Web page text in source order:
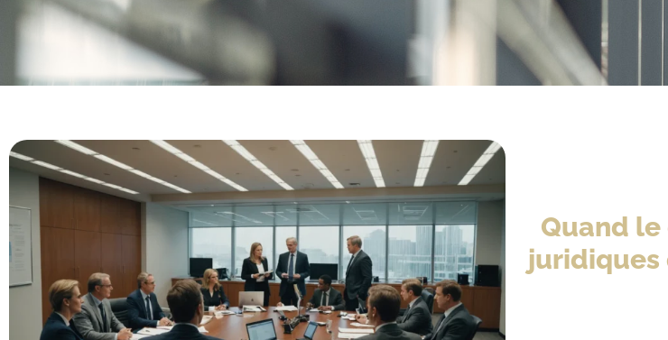
Quand
juridiques